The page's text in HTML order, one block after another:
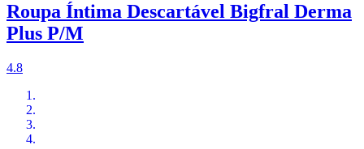
Roupa Íntima Descartável Bigfral Derma
Plus P/M
4.8